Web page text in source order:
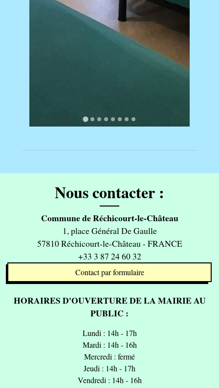
Nous contacter :
Commune de Réchicourt-le-Château
1, place Général De Gaulle
57810 Réchicourt-le-Château - FRANCE
+33 3 87 24 60 32
Contact par formulaire
HORAIRES D'OUVERTURE DE LA MAIRIE AU
PUBLIC :
Lundi : 14h - 17h
Mardi : 14h - 16h
Mercredi : fermé
Jeudi : 14h - 17h
Vendredi : 14h - 16h